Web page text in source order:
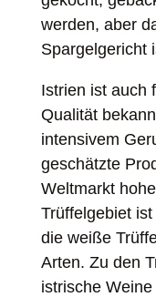
werden, aber
Spargelgericht
Istrien ist auch
Qualität
intensivem
geschätzte
Weltmarkt
Trüffelgebiet
die weiße
Arten. Zu den
istrische